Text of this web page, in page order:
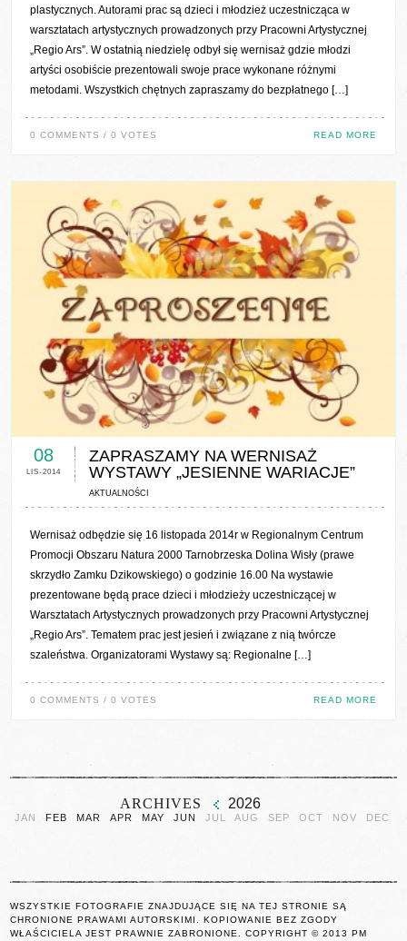
plastycznych. Autorami prac są dzieci i młodzież uczestnicząca w
warsztatach artystycznych prowadzonych przy Pracowni Artystycznej
„Regio Ars”. W ostatnią niedzielę odbył się wernisaż gdzie młodzi
artyści osobiście prezentowali swoje prace wykonane różnymi
metodami. Wszystkich chętnych zapraszamy do bezpłatnego […]
0 COMMENTS / 0 VOTES READ MORE
0 COMMENTS / 0 VOTES
08
LIS-2014
ZAPRASZAMY NA WERNISAŻ
WYSTAWY „JESIENNE WARIACJE”
AKTUALNOŚCI
Wernisaż odbędzie się 16 listopada 2014r w Regionalnym Centrum
Promocji Obszaru Natura 2000 Tarnobrzeska Dolina Wisły (prawe
skrzydło Zamku Dzikowskiego) o godzinie 16.00 Na wystawie
prezentowane będą prace dzieci i młodzieży uczestniczącej w
Warsztatach Artystycznych prowadzonych przy Pracowni Artystycznej
„Regio Ars”. Tematem prac jest jesień i związane z nią twórcze
szaleństwa. Organizatorami Wystawy są: Regionalne […]
0 COMMENTS / 0 VOTES READ MORE
ARCHIVES 2026
JAN FEB MAR APR MAY JUN JUL AUG SEP OCT NOV DEC
WSZYSTKIE FOTOGRAFIE ZNAJDUJĄCE SIĘ NA TEJ STRONIE SĄ
CHRONIONE PRAWAMI AUTORSKIMI. KOPIOWANIE BEZ ZGODY
WŁAŚCICIELA JEST PRAWNIE ZABRONIONE. COPYRIGHT © 2013 PM